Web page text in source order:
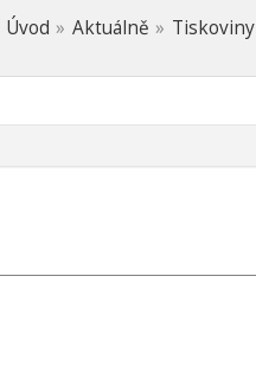
Úvod Aktuálně Tiskoviny